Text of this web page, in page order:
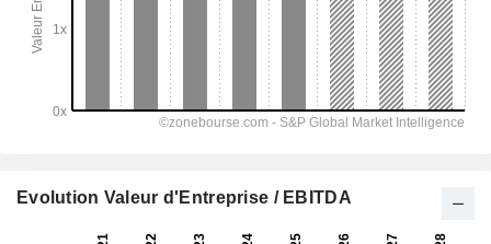
Evolution Valeur d'Entreprise / EBITDA